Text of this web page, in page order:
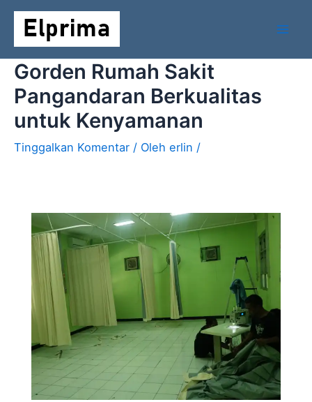
Lewati
konten
Gorden Rumah Sakit
Pangandaran Berkualitas
untuk Kenyamanan
Tinggalkan Komentar / Oleh erlin /